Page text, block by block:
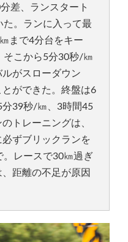
差、ランスタート
。ランに入って最
まで4分台をキー
そこから5分30秒/㎞
がスローダウン
ができた。終盤は6
39秒/㎞、3時間45
トレーニングは、
ずブリックランを
。レースで30㎞過ぎ
距離の不足が原因